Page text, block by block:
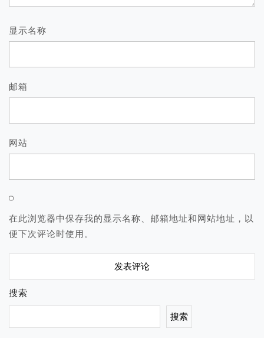
显示名称
邮箱
网站
在此浏览器中保存我的显示名称、邮箱地址和网站地址，以
便下次评论时使用。
搜索
搜索